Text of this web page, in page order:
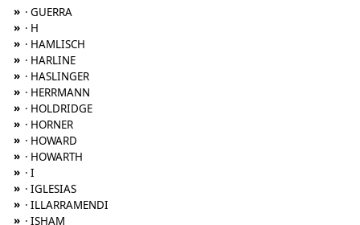
» · GUERRA
» · H
» · HAMLISCH
» · HARLINE
» · HASLINGER
» · HERRMANN
» · HOLDRIDGE
» · HORNER
» · HOWARD
» · HOWARTH
» · I
» · IGLESIAS
» · ILLARRAMENDI
» · ISHAM